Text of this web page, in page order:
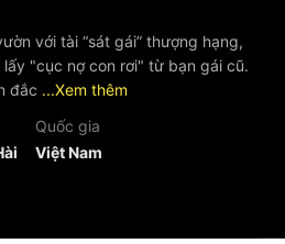
với tài “sát gái” thượng hạng,
"cục nợ con rơi" từ bạn gái cũ.
đắc ...Xem thêm
Quốc gia
Việt Nam